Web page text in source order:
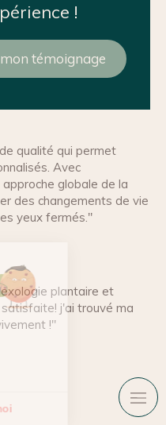
!
témoignage
qualité qui permet
Avec
globale de la
des changements de vie
yeux fermés."
plantaire et
satisfaite! j'ai trouvé ma
!"